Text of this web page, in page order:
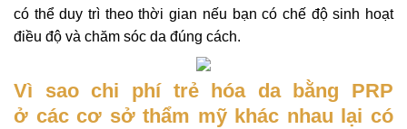
có thể duy trì theo thời gian nếu bạn có chế độ sinh hoạt
điều độ và chăm sóc da đúng cách.
Vì sao chi phí trẻ hóa da bằng PRP
ở các cơ sở thẩm mỹ khác nhau lại có